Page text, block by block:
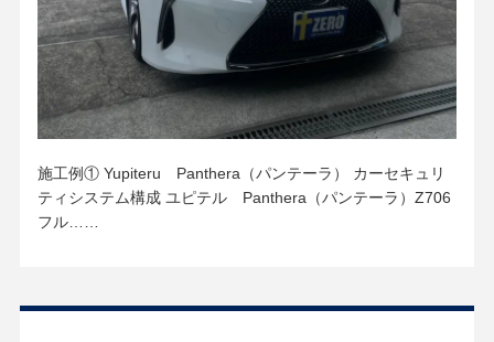
施工例① Yupiteru Panthera（パンテーラ） カーセキュリ
ティシステム構成 ユピテル Panthera（パンテーラ）Z706
フル……